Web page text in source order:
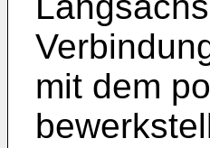
mit dem